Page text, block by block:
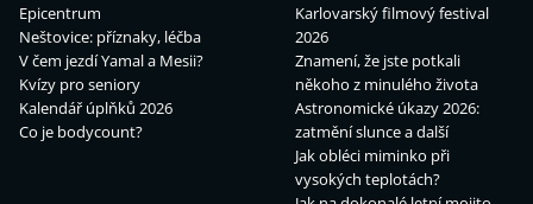
Epicentrum
Neštovice: příznaky, léčba
V čem jezdí Yamal a Mesii?
Kvízy pro seniory
Kalendář úplňků 2026
Co je bodycount?
Karlovarský filmový festival
2026
Znamení, že jste potkali
někoho z minulého života
Astronomické úkazy 2026:
zatmění slunce a další
Jak obléci miminko při
vysokých teplotách?